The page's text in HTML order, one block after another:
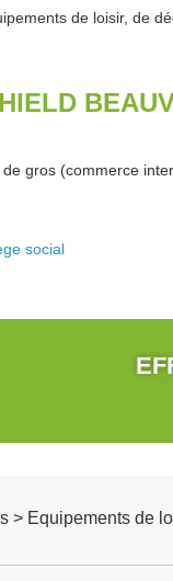
de loisir, de
gros (commerce
social
> Equipements de